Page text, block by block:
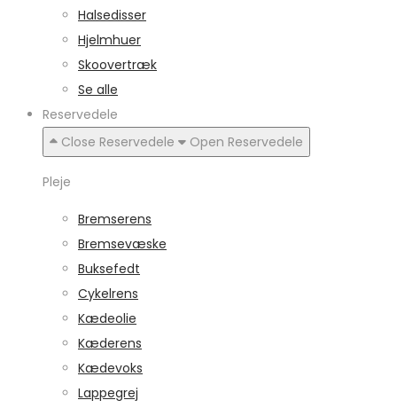
Halsedisser
Hjelmhuer
Skoovertræk
Se alle
Reservedele
Close Reservedele
Open Reservedele
Pleje
Bremserens
Bremsevæske
Buksefedt
Cykelrens
Kædeolie
Kæderens
Kædevoks
Lappegrej